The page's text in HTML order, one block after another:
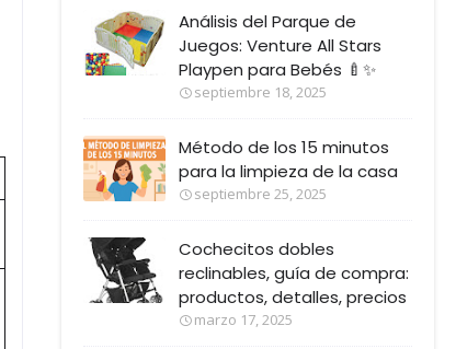
Análisis del Parque de
Juegos: Venture All Stars
Playpen para Bebés 🍼✨
septiembre 18, 2025
Método de los 15 minutos
para la limpieza de la casa
septiembre 25, 2025
Cochecitos dobles
reclinables, guía de compra:
productos, detalles, precios
marzo 17, 2025